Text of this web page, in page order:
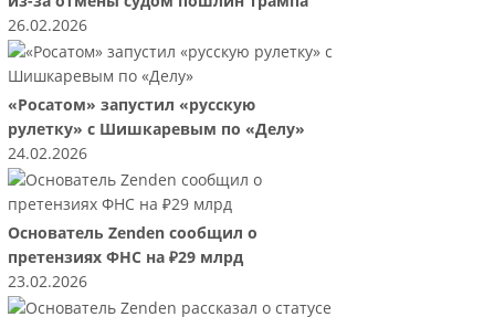
26.02.2026
«Росатом» запустил «русскую
рулетку» с Шишкаревым по «Делу»
24.02.2026
Основатель Zenden сообщил о
претензиях ФНС на ₽29 млрд
23.02.2026